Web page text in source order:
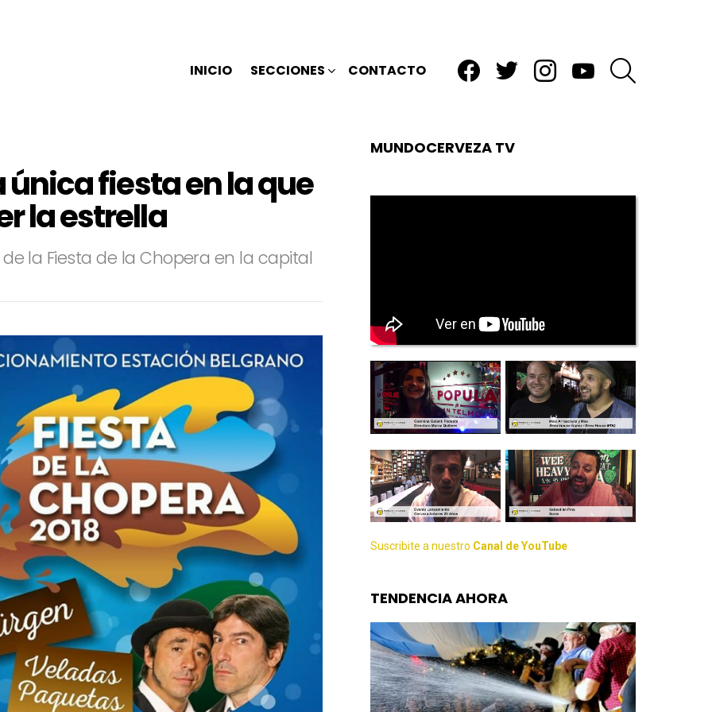
INICIO SECCIONES CONTACTO
única fiesta en la que
la estrella
la Fiesta de la Chopera en la capital
MUNDOCERVEZA TV
Suscribite a nuestro Canal de YouTube
TENDENCIA AHORA